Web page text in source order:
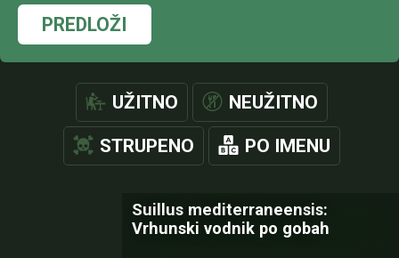
PREDLOŽI
UŽITNO NEUŽITNO
STRUPENO PO IMENU
Suillus mediterraneensis:
Vrhunski vodnik po gobah